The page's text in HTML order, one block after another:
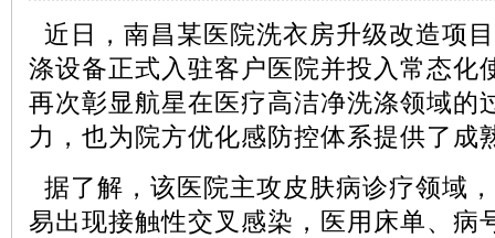
近日，南昌某医院洗衣房升级改造项
涤设备正式入驻客户医院并投入常态化
再次彰显航星在医疗高洁净洗涤领域的
力，也为院方优化感防控体系提供了成
据了解，该医院主攻皮肤病诊疗领域
易出现接触性交叉感染，医用床单、病